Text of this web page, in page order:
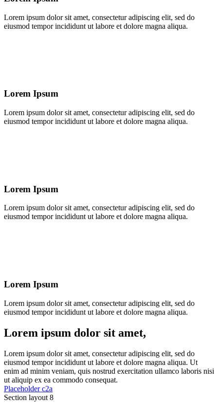
Lorem ipsum dolor sit amet, consectetur adipiscing elit, sed do
eiusmod tempor incididunt ut labore et dolore magna aliqua.
Lorem Ipsum
Lorem ipsum dolor sit amet, consectetur adipiscing elit, sed do
eiusmod tempor incididunt ut labore et dolore magna aliqua.
Lorem Ipsum
Lorem ipsum dolor sit amet, consectetur adipiscing elit, sed do
eiusmod tempor incididunt ut labore et dolore magna aliqua.
Lorem Ipsum
Lorem ipsum dolor sit amet, consectetur adipiscing elit, sed do
eiusmod tempor incididunt ut labore et dolore magna aliqua.
Lorem ipsum dolor sit amet,
Lorem ipsum dolor sit amet, consectetur adipiscing elit, sed do
eiusmod tempor incididunt ut labore et dolore magna aliqua. Ut
enim ad minim veniam, quis nostrud exercitation ullamco laboris nisi
ut aliquip ex ea commodo consequat.
Placeholder c2a
Section layout 8